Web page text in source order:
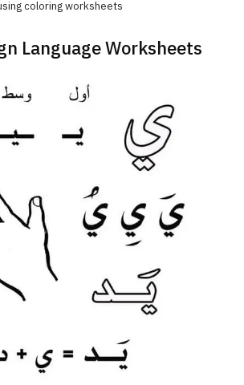
coloring worksheets
Language Worksheets